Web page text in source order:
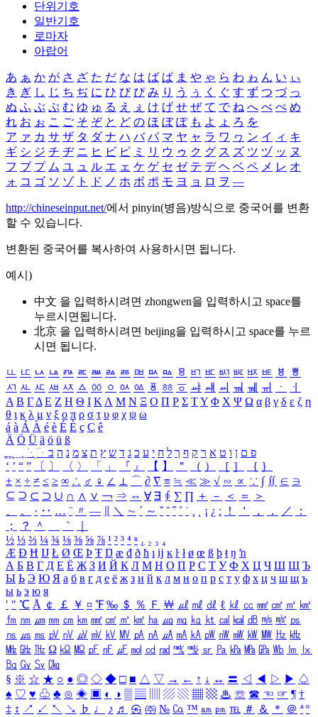
단위기호
일반기호
로마자
아랍어
あ ぁ か が さ ざ た だ な は ば ぱ ま や ゃ ら わ ゎ ん い ぃ
き ぎ し じ ち ぢ に ひ び ぴ み り う ぅ く ぐ す ず つ づ っ
ぬ ふ ぶ ぷ む ゆ ゅ る え ぇ け げ せ ぜ て で ね へ べ ぺ め
れ お ぉ こ ご そ ぞ と ど の ほ ぼ ぽ も よ ょ ろ を
ア ァ カ サ ザ タ ダ ナ ハ バ パ マ ヤ ャ ラ ワ ヮ ン イ ィ キ
ギ シ ジ チ ヂ ニ ヒ ビ ピ ミ リ ウ ゥ ク グ ス ズ ツ ヅ ッ ヌ
フ ブ プ ム ユ ュ ル エ ェ ケ ゲ セ ゼ テ デ ヘ ベ ペ メ レ オ
ォ コ ゴ ソ ゾ ト ド ノ ホ ボ ポ モ ヨ ョ ロ ヲ ―
http://chineseinput.net/에서 pinyin(병음)방식으로 중국어를 변환
할 수 있습니다.
변환된 중국어를 복사하여 사용하시면 됩니다.
예시)
中文 을 입력하시려면 zhongwen을 입력하시고 space를
누르시면됩니다.
北京 을 입력하시려면 beijing을 입력하시고 space를 누르
시면 됩니다.
ㅥ ㅦ ㅧ ㅨ ㅩ ㅪ ㅫ ㅬ ㅭ ㅮ ㅯ ㅰ ㅱ ㅲ ㅳ ㅴ ㅵ ㅶ ㅷ ㅸ
ㅹ
ㅺ ㅻ ㅼ ㅽ ㅾ ㅿ ㆀ ㆁ ㆂ ㆃ ㆄ ㆅ ㆆ ㆇ ㆈ ㆉ ㆊ ㆋ ㆌ ㆍ
ㆎ
Α Β ΓΔ Ε Ζ Η Θ Ι ΚΛ Μ Ν Ξ Ο Π Ρ Σ ΤΥ Φ Χ Ψ Ω α β γ δ ε ζ η
θ ι κ λ μ ν ξ ο π ρ σ τ υ φ χ ψ ω
á à Á À é è É È ç Ç ê
Ä Ö Ü ä ö ü ß
ִֶֹ ֻּ ׁׂ פ ם ן ו ט א ר ק ף ך ל ח י ע כ ג ד ש ץ ת צ מ נ ה ב
‘ ’ “ ” 〔 〕 〈 〉 「 」 『 』 【 】 ＂ （ ） ［ ］ ｛ ｝
± × ÷ ≠ ≤ ≥ ∞ ∴ ♂ ♀ ∠ ⊥ ⌒ ∂ ∇ ≡ ≒ ≪ ≫ √ ∽ ∝ ∵ ∫ ∬ ∈ ∋
⊆ ⊇ ⊂ ⊃ ∪ ∩ ∧ ∨ ￢ ⇒ ⇔ ∀ ∃ ∮ ∑ ∏ ＋ － ＜ ＝
＞
、
。 · ‥ … ¨ 〃 ― ＼ ∼ ´ ～ ˇ ˘ ˝ ˚ ˙ ¸ ¡ ¿ ː ！ ＇ ， ． ／
：
；
？ ＾ ｀
½ ⅓ ⅔ ¼ ¾ ⅛ ⅜ ⅝ ⅞ ¹ ² ³ ⁴ ⁿ ₁ ₂ ₃ ₄
Æ Ð Ħ Ĳ Ł Ø Œ Þ Ŧ Ŋ æ đ ð ħ ı ĳ ĸ ŀ ł ø œ ß þ ŧ ŋ ŉ
А Б В Г Д Е Ё Ж З И Й К Л М Н О П Р С Т У Ф Х Ц Ч Ш Щ Ъ
Ы Ь Э Ю Я а б в г д е ё ж з и й к л м н о п р с т у ф х ц ч ш щ ъ
ы ь э ю я
′ ″ ℃ Å ￠ ￡ ￥ ¤ ℉ ‰ ＄ ％ Ｆ ￦ ㎕ ㎖ ㎗ ℓ ㎘ ㏄ ㎣ ㎤ ㎥ ㎦
㎙ ㎚ ㎛ ㎜ ㎝ ㎞ ㎟ ㎠ ㎡ ㎢ ㏊ ㎍ ㎎ ㎏ ㏏ ㎈ ㎉ ㏈ ㎧ ㎨ ㎰
㎱ ㎲ ㎳ ㎴ ㎵ ㎶ ㎷ ㎸ ㎹ ㎀ ㎁ ㎂ ㎃ ㎄ ㎺ ㎻ ㎽ ㎾ ㎿ ㎐ ㎑
㎒ ㎓ ㎔ Ω ㏀ ㏁ ㎊ ㎋ ㎌ ㏖ ㏅ ㎭ ㎮ ㎯ ㏛ ㎩ ㎪ ㎫ ㎬ ㏝ ㏐
㏓
㏃ ㏉ ㏜ ㏆
§ ※ ☆ ★ ○ ● ◎ ◇ ◆ □ ■ △ ▽ → ← ↑ ↓ ↔ 〓 ◁ ◀ ▷ ▶ ♤
♠ ♡ ♥ ♧ ♣ ⊙ ◈ ▣ ◐ ◑ ▒ ▤ ▨ ▧ ▦ ▩ ♨ ☏ ☎ ☜ ☞ ¶ †
‡ ↕ ↗ ↙ ↖ ↘ ♭ ♩ ♪ ♬ ㉿ ㈜ № ㏇ ™ ㏂ ㏘ ℡ ＃ ＆ ＊ ＠ ª º